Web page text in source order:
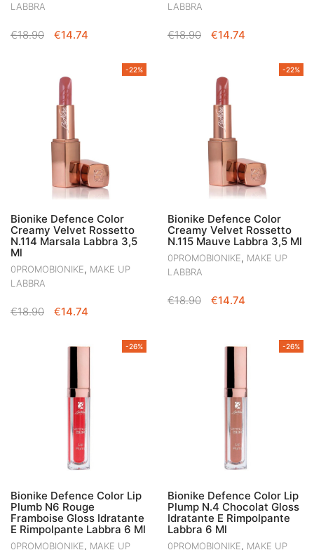
LABBRA
€18.90
IL
ERA:
€18.90.
€14.74
ATTUALE
LABBRA
€18.90
IL
ERA:
€18.90.
€14.74
ATTUALE
-22%
Bionike Defence Color
Creamy Velvet Rossetto
N.114 Marsala Labbra 3,5
Ml
0PROMOBIONIKE, MAKE UP
LABBRA
€18.90
IL
€18.90.
€14.74
ATTUALE
-22%
Bionike Defence Color
Creamy Velvet Rossetto
N.115 Mauve Labbra 3,5 Ml
0PROMOBIONIKE, MAKE UP
LABBRA
€18.90
IL
ERA:
€14.74
È:
-26%
Bionike Defence Color Lip
Plumb N6 Rouge
Framboise Gloss Idratante
E Rimpolpante Labbra 6 Ml
0PROMOBIONIKE, MAKE UP
-26%
Bionike Defence Color Lip
Plump N.4 Chocolat Gloss
Idratante E Rimpolpante
Labbra 6 Ml
0PROMOBIONIKE, MAKE UP